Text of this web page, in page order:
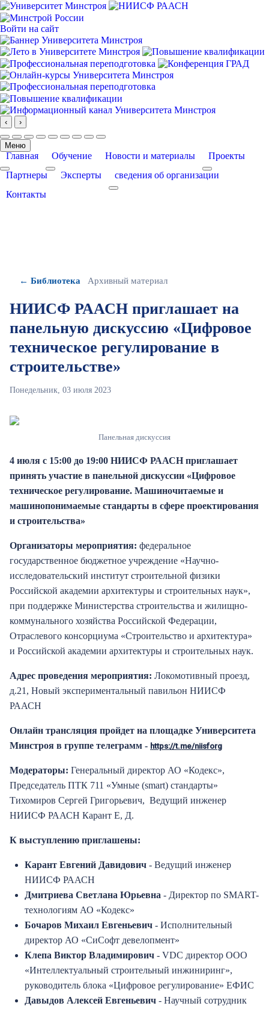
Войти на сайт
‹ ›
Меню
Главная
More about: Главная
Обучение
More about: Обучение
Новости и материалы Проекты
More about:
Партнеры Эксперты сведения об организации
More about: сведения об организации
Контакты
← Библиотека Архивный материал
НИИСФ РААСН приглашает на
панельную дискуссию «Цифровое
техническое регулирование в
строительстве»
Понедельник, 03 июля 2023
Панельная дискуссия
4 июля с 15:00 до 19:00 НИИСФ РААСН приглашает
принять участие в панельной дискуссии «Цифровое
техническое регулирование. Машиночитаемые и
машинопонимаемые стандарты в сфере проектирования
и строительства»
Организаторы мероприятия: федеральное
государственное бюджетное учреждение «Научно-
исследовательский институт строительной физики
Российской академии архитектуры и строительных наук»,
при поддержке Министерства строительства и жилищно-
коммунального хозяйства Российской Федерации,
Отраслевого консорциума «Строительство и архитектура»
и Российской академии архитектуры и строительных наук.
Адрес проведения мероприятия: Локомотивный проезд,
д.21, Новый экспериментальный павильон НИИСФ
РААСН
Онлайн трансляция пройдет на площадке Университета
Минстроя в группе телеграмм - https://t.me/niisforg
Модераторы: Генеральный директор АО «Кодекс»,
Председатель ПТК 711 «Умные (smart) стандарты»
Тихомиров Сергей Григорьевич, Ведущий инженер
НИИСФ РААСН Карант Е, Д.
К выступлению приглашены:
Карант Евгений Давидович - Ведущий инженер
НИИСФ РААСН
Дмитриева Светлана Юрьевна - Директор по SMART-
технологиям АО «Кодекс»
Бочаров Михаил Евгеньевич - Исполнительный
директор АО «СиСофт девелопмент»
Клепа Виктор Владимирович - VDC директор ООО
«Интеллектуальный строительный инжиниринг»,
руководитель блока «Цифровое регулирование» ЕФИС
Давыдов Алексей Евгеньевич - Научный сотрудник